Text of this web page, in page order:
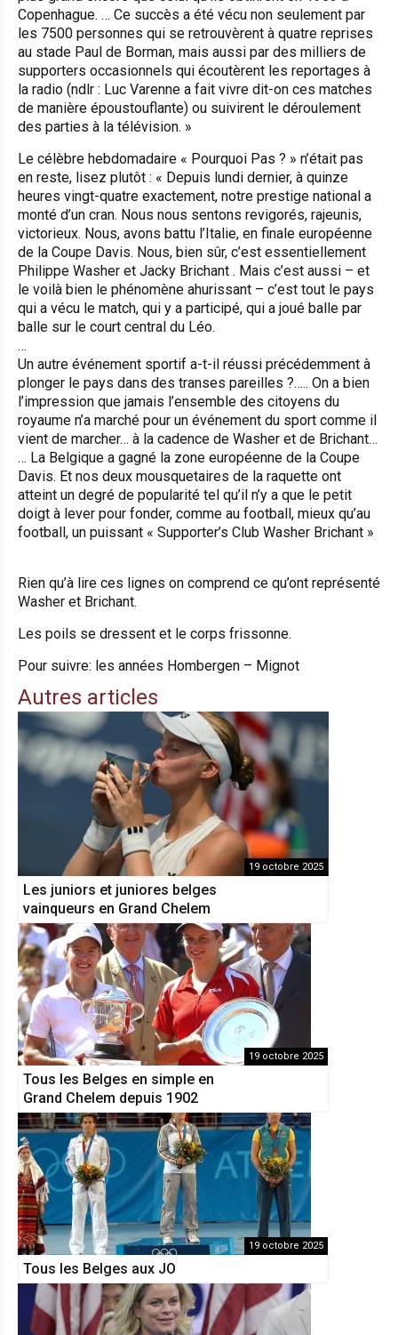
Copenhague. … Ce succès a été vécu non seulement par
les 7500 personnes qui se retrouvèrent à quatre reprises
au stade Paul de Borman, mais aussi par des milliers de
supporters occasionnels qui écoutèrent les reportages à
la radio (ndlr : Luc Varenne a fait vivre dit-on ces matches
de manière époustouflante) ou suivirent le déroulement
des parties à la télévision. »
Le célèbre hebdomadaire « Pourquoi Pas ? » n’était pas
en reste, lisez plutôt : « Depuis lundi dernier, à quinze
heures vingt-quatre exactement, notre prestige national a
monté d’un cran. Nous nous sentons revigorés, rajeunis,
victorieux. Nous, avons battu l’Italie, en finale européenne
de la Coupe Davis. Nous, bien sûr, c’est essentiellement
Philippe Washer et Jacky Brichant . Mais c’est aussi – et
le voilà bien le phénomène ahurissant – c’est tout le pays
qui a vécu le match, qui y a participé, qui a joué balle par
balle sur le court central du Léo.
…
Un autre événement sportif a-t-il réussi précédemment à
plonger le pays dans des transes pareilles ?….. On a bien
l’impression que jamais l’ensemble des citoyens du
royaume n’a marché pour un événement du sport comme il
vient de marcher… à la cadence de Washer et de Brichant…
… La Belgique a gagné la zone européenne de la Coupe
Davis. Et nos deux mousquetaires de la raquette ont
atteint un degré de popularité tel qu’il n’y a que le petit
doigt à lever pour fonder, comme au football, mieux qu’au
football, un puissant « Supporter’s Club Washer Brichant »
Rien qu’à lire ces lignes on comprend ce qu’ont représenté
Washer et Brichant.
Les poils se dressent et le corps frissonne.
Pour suivre: les années Hombergen – Mignot
Autres articles
19 octobre 2025
Les juniors et juniores belges
vainqueurs en Grand Chelem
19 octobre 2025
Tous les Belges en simple en
Grand Chelem depuis 1902
19 octobre 2025
Tous les Belges aux JO